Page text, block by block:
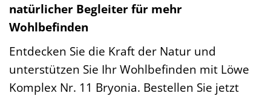
natürlicher Begleiter für mehr
Wohlbefinden
Entdecken Sie die Kraft der Natur und
unterstützen Sie Ihr Wohlbefinden mit Löwe
Komplex Nr. 11 Bryonia. Bestellen Sie jetzt